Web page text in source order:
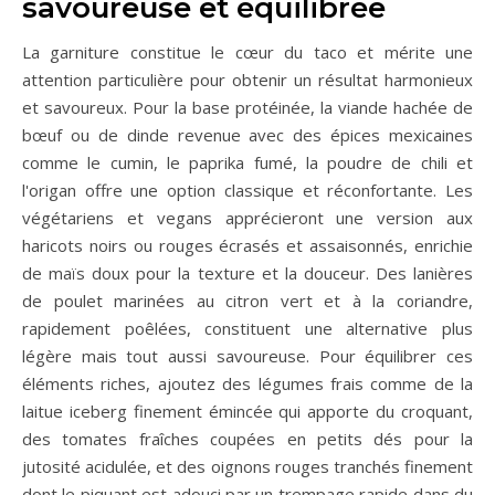
savoureuse et équilibrée
La garniture constitue le cœur du taco et mérite une
attention particulière pour obtenir un résultat harmonieux
et savoureux. Pour la base protéinée, la viande hachée de
bœuf ou de dinde revenue avec des épices mexicaines
comme le cumin, le paprika fumé, la poudre de chili et
l'origan offre une option classique et réconfortante. Les
végétariens et vegans apprécieront une version aux
haricots noirs ou rouges écrasés et assaisonnés, enrichie
de maïs doux pour la texture et la douceur. Des lanières
de poulet marinées au citron vert et à la coriandre,
rapidement poêlées, constituent une alternative plus
légère mais tout aussi savoureuse. Pour équilibrer ces
éléments riches, ajoutez des légumes frais comme de la
laitue iceberg finement émincée qui apporte du croquant,
des tomates fraîches coupées en petits dés pour la
jutosité acidulée, et des oignons rouges tranchés finement